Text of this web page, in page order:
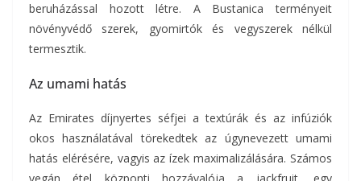
beruházással hozott létre. A Bustanica terményeit
növényvédő szerek, gyomirtók és vegyszerek nélkül
termesztik.
Az umami hatás
Az Emirates díjnyertes séfjei a textúrák és az infúziók
okos használatával törekedtek az úgynevezett umami
hatás elérésére, vagyis az ízek maximalizálására. Számos